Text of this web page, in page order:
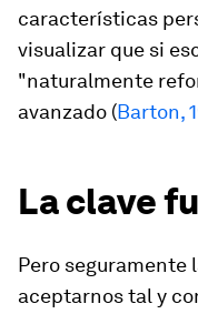
características
visualizar que si
"naturalmente
avanzado (Barton,
La clave
Pero seguramente
aceptarnos tal y